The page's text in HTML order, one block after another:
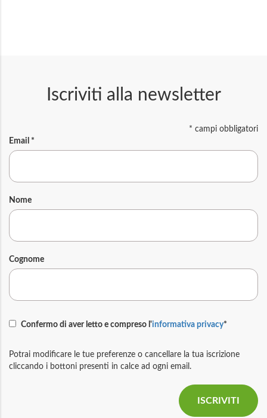
Iscriviti alla newsletter
* campi obbligatori
Email *
Nome
Cognome
Confermo di aver letto e compreso l'informativa privacy*
Potrai modificare le tue preferenze o cancellare la tua iscrizione
cliccando i bottoni presenti in calce ad ogni email.